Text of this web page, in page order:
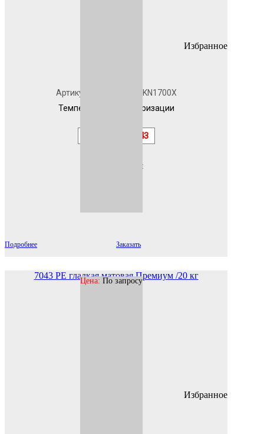
Избранное
Артикул
7043PEKN1700X
Температура полимеризации
7043
гладкая
Подробнее Заказать
7043 PE гладкая матовая Премиум /20 кг
Избранное
Цена: По запросу